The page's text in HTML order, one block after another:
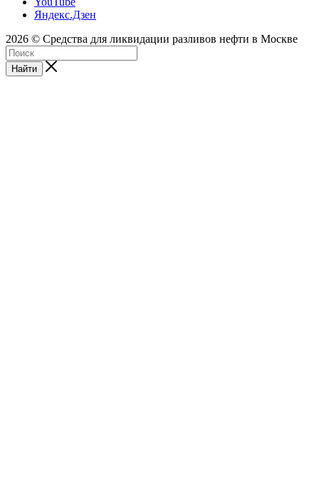
Яндекс.Дзен
2026 © Средства для ликвидации разливов нефти в Москве
Найти